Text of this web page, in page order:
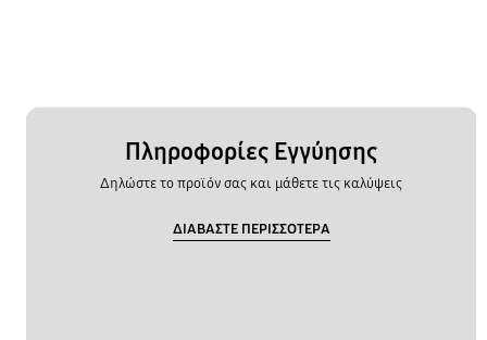
Πληροφορίες Εγγύησης
Δηλώστε το προϊόν σας και μάθετε τις καλύψεις
ΔΙΑΒΑΣΤΕ ΠΕΡΙΣΣΟΤΕΡΑ